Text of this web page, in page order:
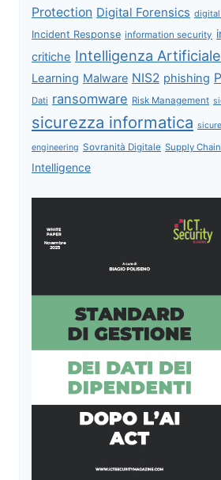
Protection Digital Forensics
Incident Response information security
critiche Intelligenza Artificiale
Learning Malware NIS2 phishing
Dati ransomware Risk Management
sicurezza informatica
engineering Sovranità Digitale Supply
Intelligence